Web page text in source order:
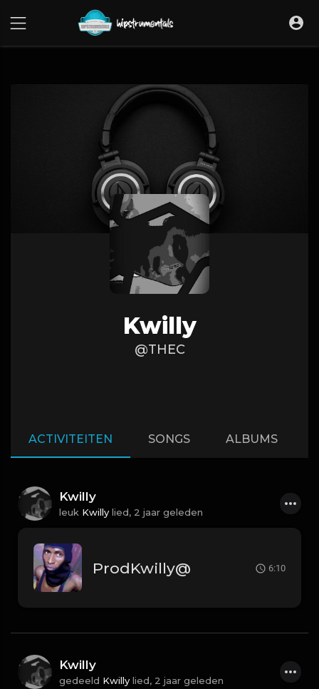
Kwilly
@THEC
ACTIVITEITEN SONGS ALBUMS
Kwilly
leuk Kwilly lied, 2 jaar geleden
ProdKwilly@ 6:10
Kwilly
gedeeld Kwilly lied, 2 jaar geleden